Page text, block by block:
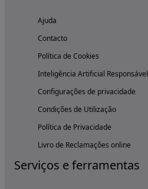
Ajuda
Contacto
Política de Cookies
Inteligência Artificial Responsável
Configurações de privacidade
Condições de Utilização
Política de Privacidade
Livro de Reclamações online
Serviços e ferramentas